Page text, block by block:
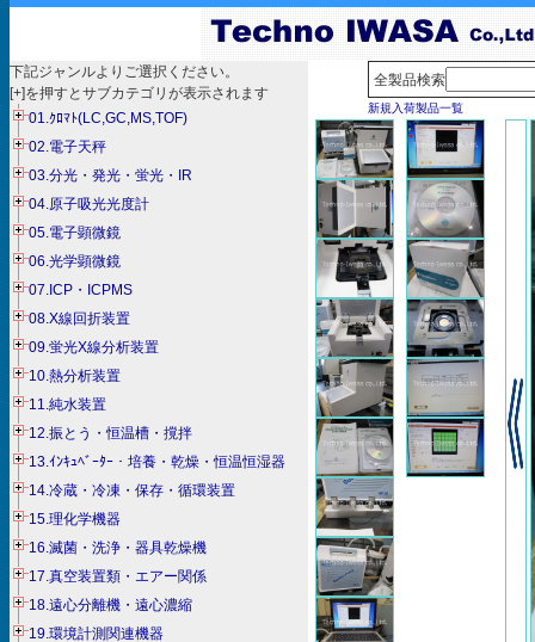
下記ジャンルよりご選択ください。
[+]を押すとサブカテゴリが表示されます
01.ｸﾛﾏﾄ(LC,GC,MS,TOF)
02.電子天秤
03.分光・発光・蛍光・IR
04.原子吸光光度計
05.電子顕微鏡
06.光学顕微鏡
07.ICP・ICPMS
08.X線回折装置
09.蛍光X線分析装置
10.熱分析装置
11.純水装置
12.振とう・恒温槽・撹拌
13.ｲﾝｷｭﾍﾞｰﾀｰ・培養・乾燥・恒温恒湿器
14.冷蔵・冷凍・保存・循環装置
15.理化学機器
16.滅菌・洗浄・器具乾燥機
17.真空装置類・エアー関係
18.遠心分離機・遠心濃縮
19.環境計測関連機器
全製品検索
新規入荷製品一覧